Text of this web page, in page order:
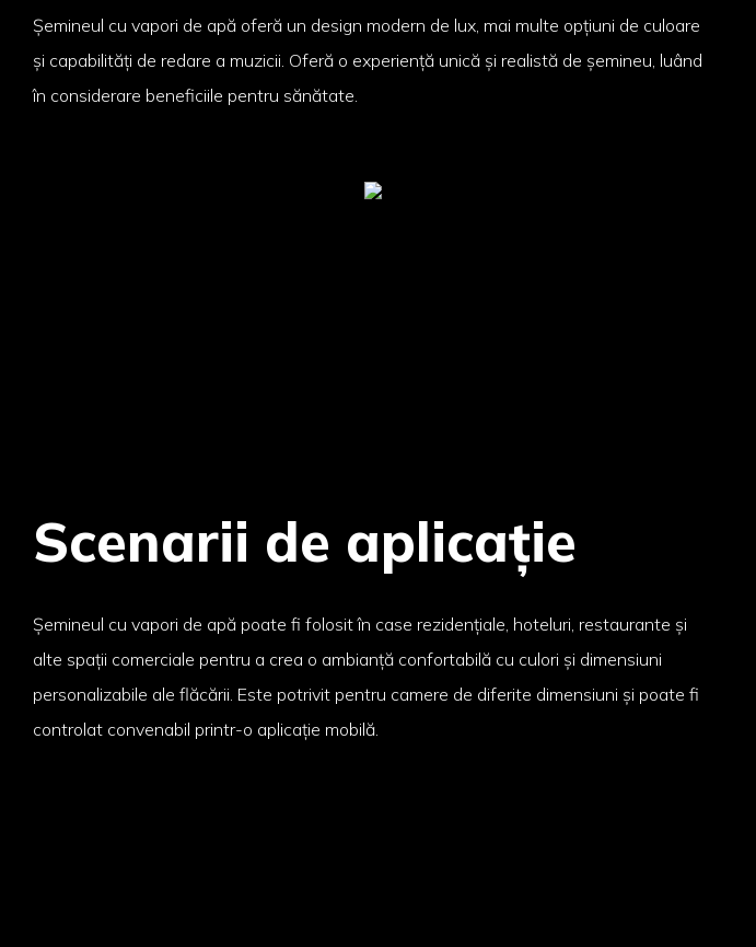
Șemineul cu vapori de apă oferă un design modern de lux, mai multe opțiuni de culoare
și capabilități de redare a muzicii. Oferă o experiență unică și realistă de șemineu, luând
în considerare beneficiile pentru sănătate.
Scenarii de aplicație
Șemineul cu vapori de apă poate fi folosit în case rezidențiale, hoteluri, restaurante și
alte spații comerciale pentru a crea o ambianță confortabilă cu culori și dimensiuni
personalizabile ale flăcării. Este potrivit pentru camere de diferite dimensiuni și poate fi
controlat convenabil printr-o aplicație mobilă.